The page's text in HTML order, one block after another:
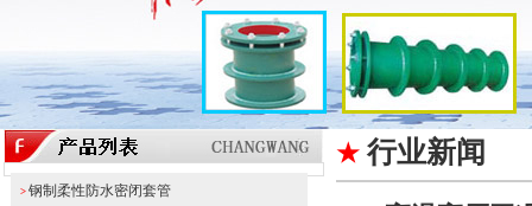
> 钢制柔性防水密闭套管
★ 行业新闻